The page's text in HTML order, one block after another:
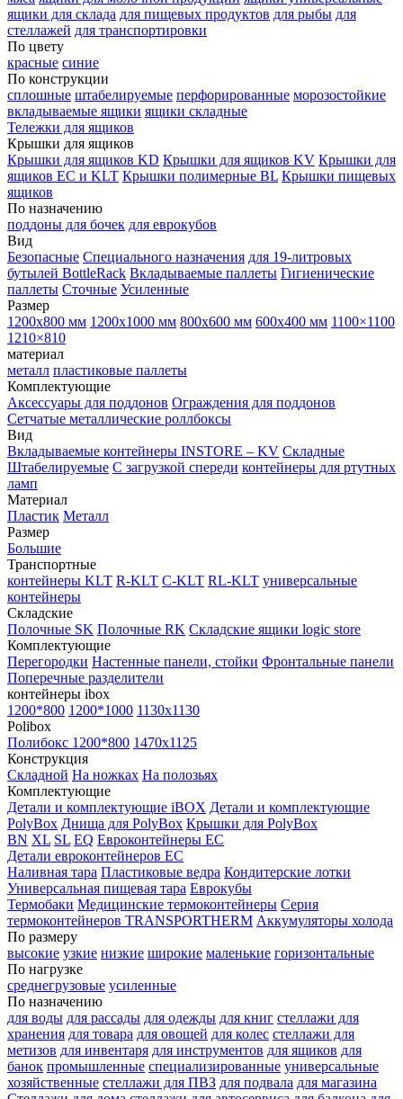
ящики для склада для пищевых продуктов для рыбы для
стеллажей для транспортировки
По цвету
красные синие
По конструкции
сплошные штабелируемые перфорированные морозостойкие
вкладываемые ящики ящики складные
Тележки для ящиков
Крышки для ящиков
Крышки для ящиков KD Крышки для ящиков KV Крышки для
ящиков EC и KLT Крышки полимерные BL Крышки пищевых
ящиков
По назначению
поддоны для бочек для еврокубов
Вид
Безопасные Специального назначения для 19-литровых
бутылей BottleRack Вкладываемые паллеты Гигиенические
паллеты Сточные Усиленные
Размер
1200х800 мм 1200х1000 мм 800х600 мм 600х400 мм 1100×1100
1210×810
материал
металл пластиковые паллеты
Комплектующие
Аксессуары для поддонов Ограждения для поддонов
Сетчатые металлические роллбоксы
Вид
Вкладываемые контейнеры INSTORE – KV Складные
Штабелируемые С загрузкой спереди контейнеры для ртутных
ламп
Материал
Пластик Металл
Размер
Большие
Транспортные
контейнеры KLT R-KLT C-KLT RL-KLT универсальные
контейнеры
Складские
Полочные SK Полочные RK Складские ящики logic store
Комплектующие
Перегородки Настенные панели, стойки Фронтальные панели
Поперечные разделители
контейнеры ibox
1200*800 1200*1000 1130x1130
Polibox
Полибокс 1200*800 1470х1125
Конструкция
Складной На ножках На полозьях
Комплектующие
Детали и комплектующие iBOX Детали и комплектующие
PolyBox Днища для PolyBox Крышки для PolyBox
BN XL SL EQ Евроконтейнеры EC
Детали евроконтейнеров EC
Наливная тара Пластиковые ведра Кондитерские лотки
Универсальная пищевая тара Еврокубы
Термобаки Медицинские термоконтейнеры Серия
термоконтейнеров TRANSPORTHERM Аккумуляторы холода
По размеру
высокие узкие низкие широкие маленькие горизонтальные
По нагрузке
среднегрузовые усиленные
По назначению
для воды для рассады для одежды для книг стеллажи для
хранения для товара для овощей для колес стеллажи для
метизов для инвентаря для инструментов для ящиков для
банок промышленные специализированные универсальные
хозяйственные стеллажи для ПВЗ для подвала для магазина